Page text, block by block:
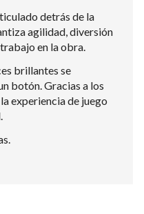
detrás de la
agilidad, diversión
en la obra.
brillantes se
botón. Gracias a los
experiencia de juego